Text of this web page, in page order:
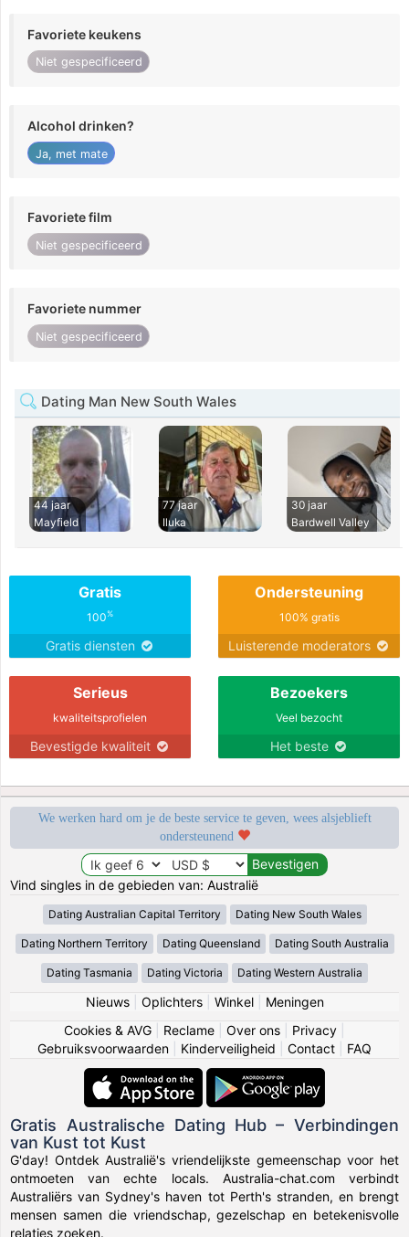
Favoriete keukens
Niet gespecificeerd
Alcohol drinken?
Ja, met mate
Favoriete film
Niet gespecificeerd
Favoriete nummer
Niet gespecificeerd
Dating Man New South Wales
44 jaar
Mayfield
77 jaar
Iluka
30 jaar
Bardwell Valley
Gratis
100%
Gratis diensten
Ondersteuning
100% gratis
Luisterende moderators
Serieus
kwaliteitsprofielen
Bevestigde kwaliteit
Bezoekers
Veel bezocht
Het beste
We werken hard om je de beste service te geven, wees alsjeblieft
ondersteunend
Vind singles in de gebieden van: Australië
Dating Australian Capital Territory Dating New South Wales
Dating Northern Territory Dating Queensland Dating South Australia
Dating Tasmania Dating Victoria Dating Western Australia
Nieuws| Oplichters| Winkel| Meningen
Cookies & AVG
Reclame Over ons Privacy
Gebruiksvoorwaarden
Kinderveiligheid Contact FAQ
Gratis Australische Dating Hub – Verbindingen
van Kust tot Kust
G'day! Ontdek Australië's vriendelijkste gemeenschap voor het
ontmoeten van echte locals. Australia-chat.com verbindt
Australiërs van Sydney's haven tot Perth's stranden, en brengt
mensen samen die vriendschap, gezelschap en betekenisvolle
relaties zoeken.